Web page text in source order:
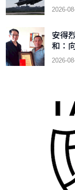
2026-
安得
和：
2026-